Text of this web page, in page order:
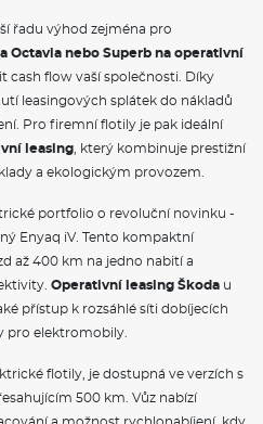
STUPNI
prostoru
sklápěcí
a vzadu
včetně nákupní sítě
řadu výhod zejména pro
Octavia nebo Superb na operativní
cash flow vaší společnosti. Díky
leasingových splátek do nákladů
Pro firemní flotily je pak ideální
leasing , který kombinuje prestižní
a ekologickým provozem.
portfolio o revoluční novinku -
Enyaq iV. Tento kompaktní
až 400 km na jedno nabití a
Operativní leasing Škoda u
přístup k rozsáhlé síti dobíjecích
pro elektromobily.
flotily, je dostupná ve verzích s
500 km. Vůz nabízí